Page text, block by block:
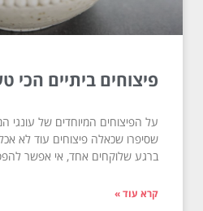
פיצוחים ביתיים הכי
על הפיצוחים המיוחדים של עונגי
שסיפרו שכאלה פיצוחים עוד לא
ברגע שלוקחים אחד, אי אפשר
קרא עוד »